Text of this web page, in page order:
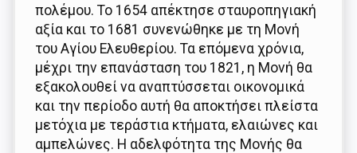
πολέμου. Το 1654 απέκτησε σταυροπηγιακή
αξία και το 1681 συνενώθηκε με τη Μονή
του Αγίου Ελευθερίου. Τα επόμενα χρόνια,
μέχρι την επανάσταση του 1821, η Μονή θα
εξακολουθεί να αναπτύσσεται οικονομικά
και την περίοδο αυτή θα αποκτήσει πλείστα
μετόχια με τεράστια κτήματα, ελαιώνες και
αμπελώνες. Η αδελφότητα της Μονής θα